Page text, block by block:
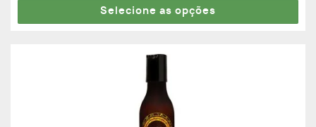
Selecione as opções